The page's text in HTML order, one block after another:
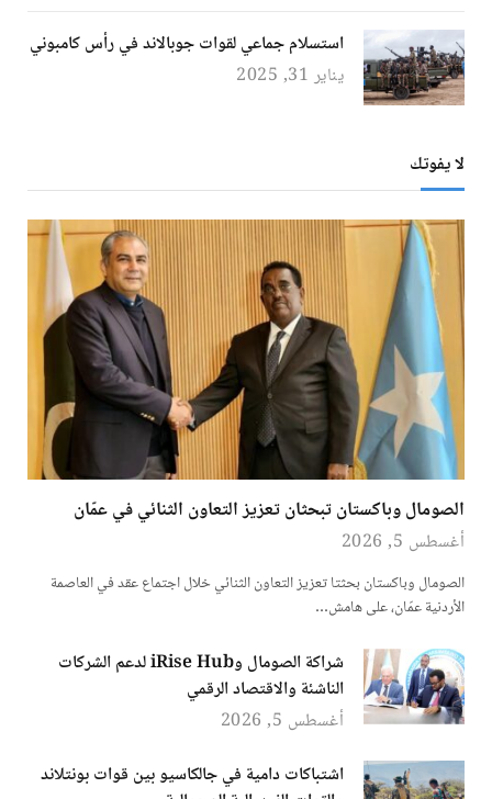
استسلام جماعي لقوات جوبالاند في رأس كامبوني
يناير 31, 2025
لا يفوتك
الصومال وباكستان تبحثان تعزيز التعاون الثنائي في عمّان
أغسطس 5, 2026
الصومال وباكستان بحثتا تعزيز التعاون الثنائي خلال اجتماع عقد في العاصمة
الأردنية عمّان، على هامش…
شراكة الصومال وiRise Hub لدعم الشركات
الناشئة والاقتصاد الرقمي
أغسطس 5, 2026
اشتباكات دامية في جالكاسيو بين قوات بونتلاند